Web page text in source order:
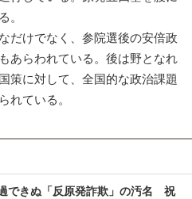
。
だけでなく、参院選後の安倍政
あらわれている。後は野となれ
策に対して、全国的な政治課題
れている。
できぬ「反原発詐欺」の汚名 祝